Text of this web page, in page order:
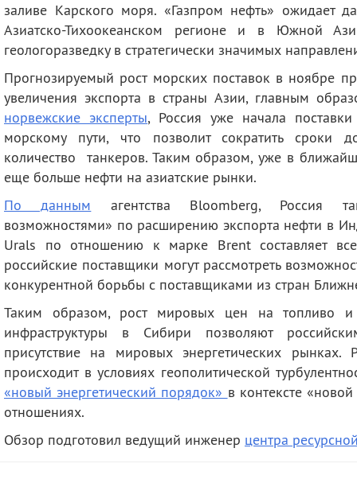
заливе Карского моря. «Газпром нефть» ожидает
Азиатско-Тихоокеанском регионе и в Южной
геологоразведку в стратегически значимых
Прогнозируемый рост морских поставок в ноябре
увеличения экспорта в страны Азии, главным
норвежские эксперты, Россия уже начала
морскому пути, что позволит сократить сроки
количество танкеров. Таким образом, уже в
еще больше нефти на азиатские рынки.
По данным агентства Bloomberg, Россия
возможностями» по расширению экспорта нефти в
Urals по отношению к марке Brent составляет
российские поставщики могут рассмотреть
конкурентной борьбы с поставщиками из стран
Таким образом, рост мировых цен на топливо и
инфраструктуры в Сибири позволяют
присутствие на мировых энергетических рынках.
происходит в условиях геополитической
«новый энергетический порядок» в контексте
отношениях.
Обзор подготовил ведущий инженер центра